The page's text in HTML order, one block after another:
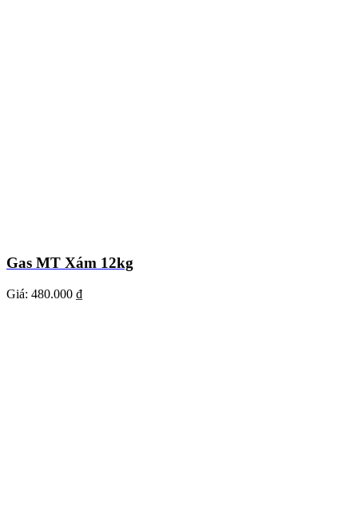
Gas MT Xám 12kg
Giá: 480.000 ₫